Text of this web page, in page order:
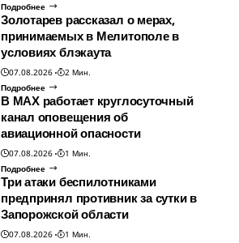
Подробнее
Золотарев рассказал о мерах,
принимаемых в Мелитополе в
условиях блэкаута
07.08.2026
2 Мин.
Подробнее
В МАХ работает круглосуточный
канал оповещения об
авиационной опасности
07.08.2026
1 Мин.
Подробнее
Три атаки беспилотниками
предпринял противник за сутки в
Запорожской области
07.08.2026
1 Мин.